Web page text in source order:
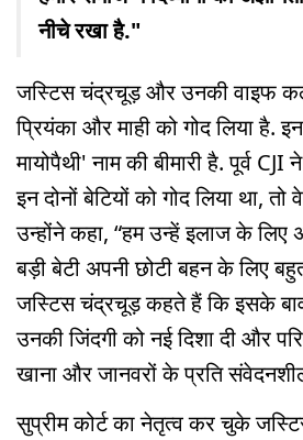
नीचे रखा है."
जस्टिस चंद्रचूड़ और उनकी वाइफ
प्रियंका और माही को गोद लिया है.
मायोपैथी' नाम की बीमारी है. पूर्व
इन दोनों बेटियों को गोद लिया था,
उन्होंने कहा, “हम उन्हें इलाज के लिए
बड़ी बेटी अपनी छोटी बहन के लिए
जस्टिस चंद्रचूड़ कहते हैं कि इसके
उनकी जिंदगी को नई दिशा दी और
खाना और जानवरों के प्रति
सुप्रीम कोर्ट का नेतृत्व कर चुके